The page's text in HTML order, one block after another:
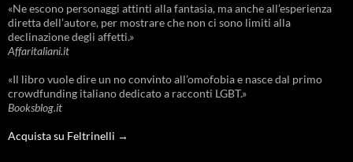
«Ne escono personaggi attinti alla fantasia, ma anche all’esperienza
diretta dell’autore, per mostrare che non ci sono limiti alla
declinazione degli affetti.»
Affaritaliani.it
«Il libro vuole dire un no convinto all’omofobia e nasce dal primo
crowdfunding italiano dedicato a racconti LGBT.»
Booksblog.it
Acquista su Feltrinelli →